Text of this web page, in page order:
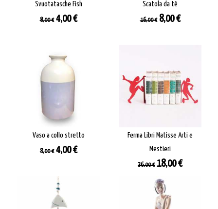
Svuotatasche Fish
Prezzo
8,00 € Prezzo
4,00 €
Scatola da tè
Prezzo
16,00 € Prezzo
8,00 €
Vaso a collo stretto
Prezzo
8,00 € Prezzo
4,00 €
Ferma Libri Matisse Arti e
Mestieri
Prezzo
36,00 € Prezzo
18,00 €